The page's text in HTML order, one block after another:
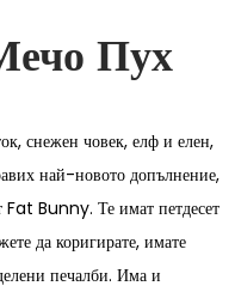
Пух
снежен човек, елф и елен,
най-новото допълнение,
Fat Bunny. Те имат петдесет
да коригирате, имате
печалби. Има и